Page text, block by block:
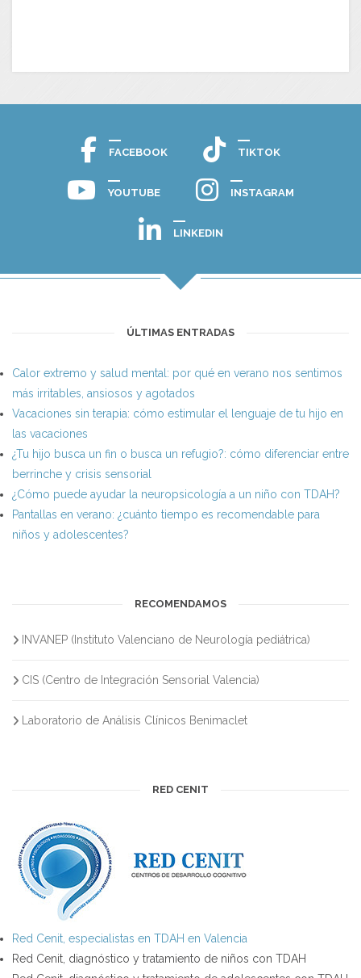
FACEBOOK TIKTOK
YOUTUBE INSTAGRAM
LINKEDIN
ÚLTIMAS ENTRADAS
Calor extremo y salud mental: por qué en verano nos sentimos
más irritables, ansiosos y agotados
Vacaciones sin terapia: cómo estimular el lenguaje de tu hijo en
las vacaciones
¿Tu hijo busca un fin o busca un refugio?: cómo diferenciar entre
berrinche y crisis sensorial
¿Cómo puede ayudar la neuropsicología a un niño con TDAH?
Pantallas en verano: ¿cuánto tiempo es recomendable para
niños y adolescentes?
RECOMENDAMOS
INVANEP (Instituto Valenciano de Neurología pediátrica)
CIS (Centro de Integración Sensorial Valencia)
Laboratorio de Análisis Clínicos Benimaclet
RED CENIT
Red Cenit, especialistas en TDAH en Valencia
Red Cenit, diagnóstico y tratamiento de niños con TDAH